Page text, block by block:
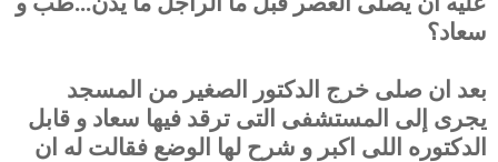
سعاد؟
بعد ان صلى خرج الدكتور الصغير من المسجد
يجرى إلى المستشفى التى ترقد فيها سعاد و قابل
الدكتوره اللى اكبر و شرح لها الوضع فقالت له ان